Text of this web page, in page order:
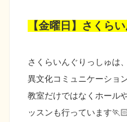
【金曜日】さくら
さくらいんぐりっしゅは
異文化コミュニケーション
教室だけではなくホール
ッスンも行っています